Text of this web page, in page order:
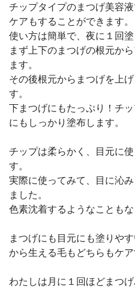
チップタイプのまつげ美容
ケアもすることができます。
使い方は簡単で、夜に１回
まず上下のまつげの根元か
ます。
その後根元からまつげを上
す。
下まつげにもたっぷり！チ
にもしっかり塗布します。
チップは柔らかく、目元に
す。
実際に使ってみて、目に沁
ました。
色素沈着するようなことも
まつげにも目元にも塗りや
から生える毛もどちらもケ
わたしは月に１回ほどまつ